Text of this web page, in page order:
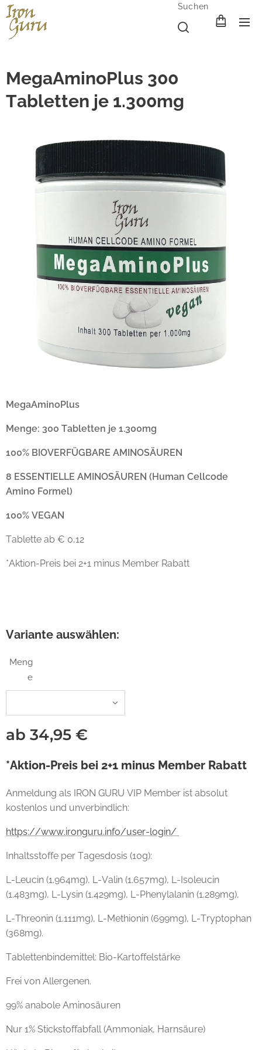
Suchen
MegaAminoPlus 300
Tabletten je 1.300mg
MegaAminoPlus
Menge: 300 Tabletten je 1.300mg
100% BIOVERFÜGBARE AMINOSÄUREN
8 ESSENTIELLE AMINOSÄUREN (Human Cellcode
Amino Formel)
100% VEGAN
Tablette ab € 0,12
*Aktion-Preis bei 2+1 minus Member Rabatt
Variante auswählen:
Meng
e
ab 34,95 €
*Aktion-Preis bei 2+1 minus Member Rabatt
Anmeldung als IRON GURU VIP Member ist absolut
kostenlos und unverbindlich:
https://www.ironguru.info/user-login/
Inhaltsstoffe per Tagesdosis (10g):
L-Leucin (1.964mg), L-Valin (1.657mg), L-Isoleucin
(1.483mg), L-Lysin (1.429mg), L-Phenylalanin (1.289mg),
L-Threonin (1.111mg), L-Methionin (699mg), L-Tryptophan
(368mg).
Tablettenbindemittel: Bio-Kartoffelstärke
Frei von Allergenen.
99% anabole Aminosäuren
Nur 1% Stickstoffabfall (Ammoniak, Harnsäure)